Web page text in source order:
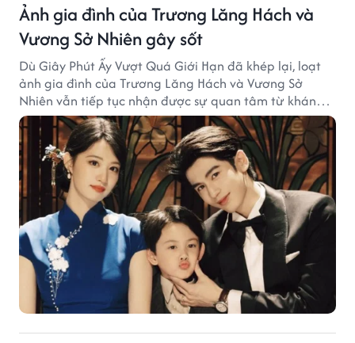
Ảnh gia đình của Trương Lăng Hách và
Vương Sở Nhiên gây sốt
Dù Giây Phút Ấy Vượt Quá Giới Hạn đã khép lại, loạt
ảnh gia đình của Trương Lăng Hách và Vương Sở
Nhiên vẫn tiếp tục nhận được sự quan tâm từ khán
giả.